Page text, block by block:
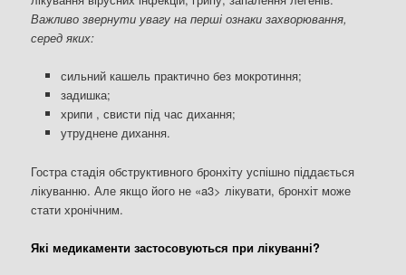
Важливо звернути увагу на перші ознаки захворювання,
серед яких:
сильний кашель практично без мокротиння;
задишка;
хрипи , свисти під час дихання;
утруднене дихання.
Гостра стадія обструктивного бронхіту успішно піддається
лікуванню. Але якщо його не «a3> лікувати, бронхіт може
стати хронічним.
Які медикаменти застосовуються при лікуванні?